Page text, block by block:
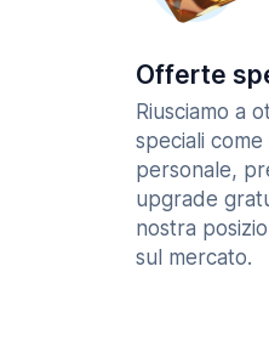
Offerte
Riusciamo a
speciali
personale,
upgrade
nostra
sul mercato.